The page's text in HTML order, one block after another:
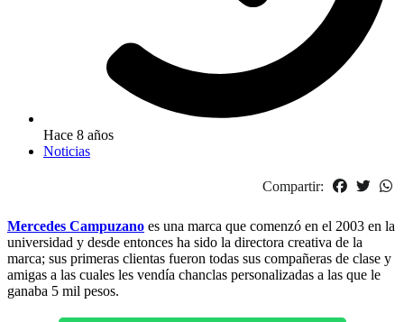
Hace 8 años
Noticias
Compartir:
Mercedes Campuzano es una marca que comenzó en el 2003 en la
universidad y desde entonces ha sido la directora creativa de la
marca; sus primeras clientas fueron todas sus compañeras de clase y
amigas a las cuales les vendía chanclas personalizadas a las que le
ganaba 5 mil pesos.